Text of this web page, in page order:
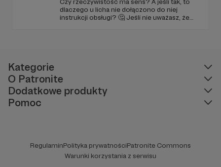
dlaczego u licha nie dołączono do niej
instrukcji obsługi? 🤔 Jeśli nie uważasz, że
Kategorie
O Patronite
Dodatkowe produkty
Pomoc
RegulaminPolityka prywatnościPatronite Commons
Warunki korzystania z serwisu